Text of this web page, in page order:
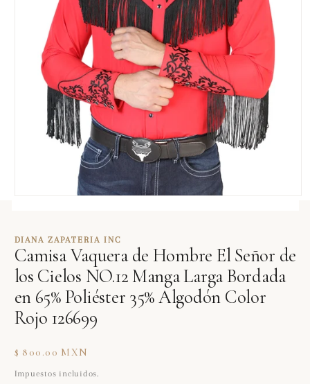
en
una
ventana
modal
DIANA ZAPATERIA INC
Camisa Vaquera de Hombre El Señor de
los Cielos NO.12 Manga Larga Bordada
en 65% Poliéster 35% Algodón Color
Rojo 126699
Precio
habitual
$ 800.00 MXN
Impuestos incluidos.